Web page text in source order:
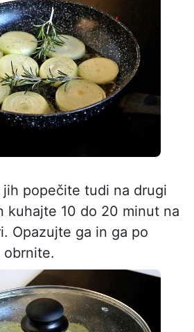
popečite tudi na drugi
kuhajte 10 do 20 minut na
Opazujte ga in ga po
obrnite.